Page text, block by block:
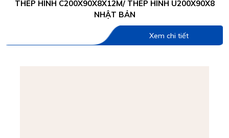
THÉP HÌNH C200X90X8X12M/ THÉP HÌNH U200X90X8
NHẬT BẢN
Xem chi tiết